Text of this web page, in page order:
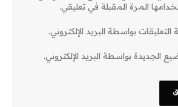
المرة المقبلة في تعليقي.
التعليقات بواسطة البريد الإلكتروني.
الجديدة بواسطة البريد الإلكتروني.